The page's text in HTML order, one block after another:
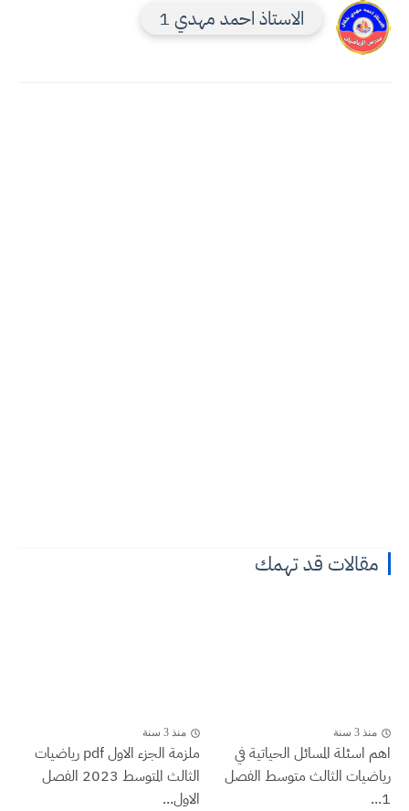
الاستاذ احمد مهدي 1
مقالات قد تهمك
منذ 3 سنة
اهم اسئلة المسائل الحياتية في
رياضيات الثالث متوسط الفصل
1...
منذ 3 سنة
ملزمة الجزء الاول pdf رياضيات
الثالث المتوسط 2023 الفصل
الاول...